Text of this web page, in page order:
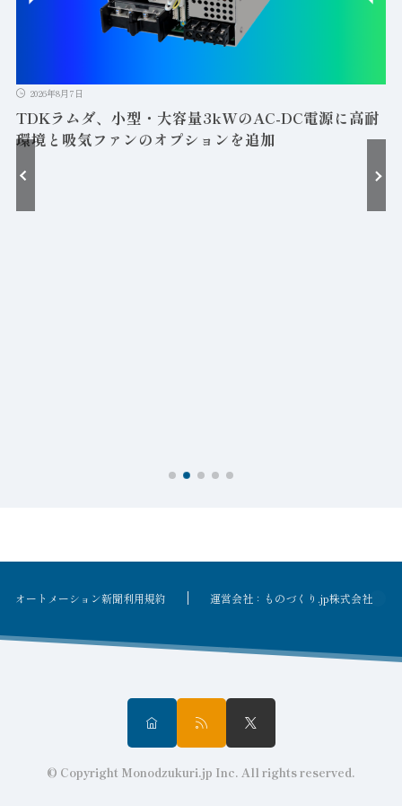
2026年8月7日
TDKラムダ、小型・大容量3kWのAC-DC電源に高耐
環境と吸気ファンのオプションを追加
オートメーション新聞利用規約 運営会社：ものづくり.jp株式会社
© Copyright Monodzukuri.jp Inc. All rights reserved.